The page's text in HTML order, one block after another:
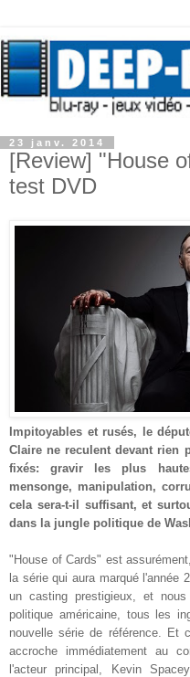
23 janv. 2014
[Review] "House
test DVD
Impitoyables et rusés, le
Claire ne reculent devant rien
fixés: gravir les plus
mensonge, manipulation,
cela sera-t-il suffisant, et
dans la jungle politique de
"House of Cards" est
la série qui aura marqué l'année
un casting prestigieux, et
politique américaine, tous les
nouvelle série de référence. Et
accroche immédiatement au
l'acteur principal, Kevin